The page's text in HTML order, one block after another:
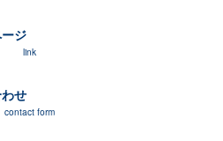
ジ
link
せ
contact form